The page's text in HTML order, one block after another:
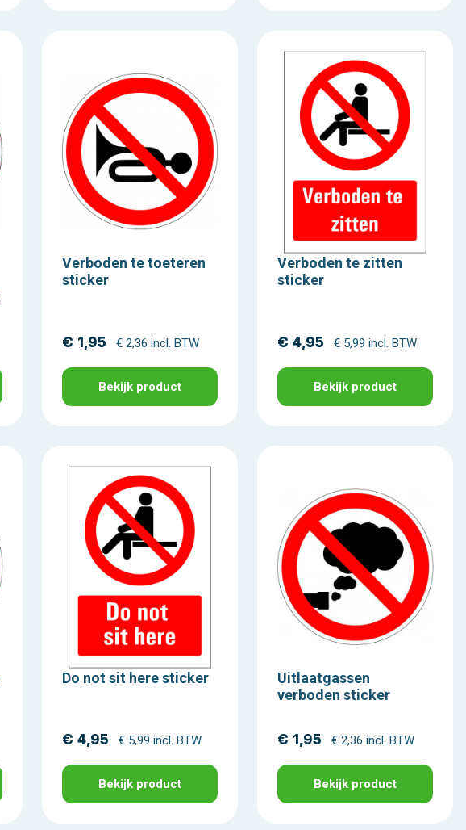
Verboden te toeteren
sticker
€ 1,95 € 2,36 incl. BTW
Bekijk product
Verboden te zitten
sticker
€ 4,95 € 5,99 incl. BTW
Bekijk product
Do not sit here sticker
€ 4,95 € 5,99 incl. BTW
Bekijk product
Uitlaatgassen
verboden sticker
€ 1,95 € 2,36 incl. BTW
Bekijk product